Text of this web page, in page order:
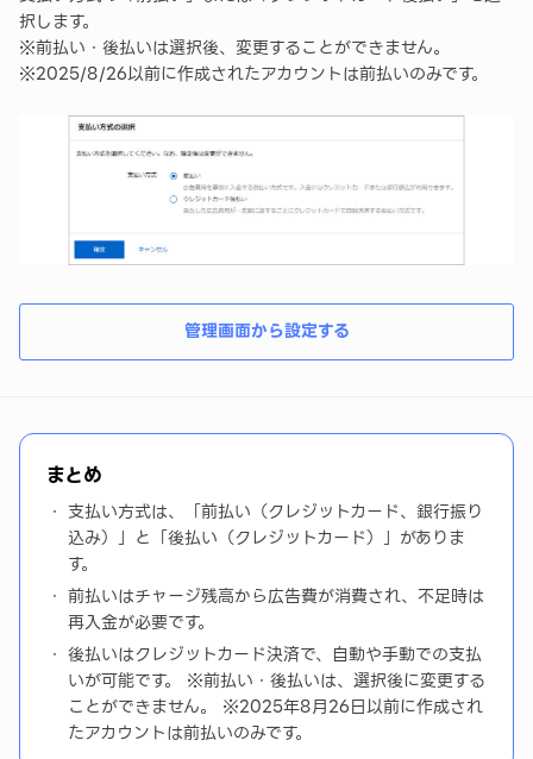
択します。
※前払い・後払いは選択後、変更することができません。
※2025/8/26以前に作成されたアカウントは前払いのみです。
管理画面から設定する
まとめ
支払い方式は、「前払い（クレジットカード、銀行振り
込み）」と「後払い（クレジットカード）」がありま
す。
前払いはチャージ残高から広告費が消費され、不足時は
再入金が必要です。
後払いはクレジットカード決済で、自動や手動での支払
いが可能です。 ※前払い・後払いは、選択後に変更する
ことができません。 ※2025年8月26日以前に作成され
たアカウントは前払いのみです。